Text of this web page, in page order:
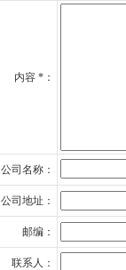
内容 *：
公司名称：
公司地址：
邮编：
联系人：